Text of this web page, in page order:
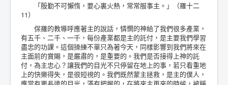
「殷勤不可懶惰，要心裏火熱，常常服事主。」（羅十二
11）
保羅的教導呼應著主的說話，憐憫的神給了我們很多產業，
有五千、二千、一千，每份產業都是主的託付，是主要我們學習
盡忠的功課。這個操練不單只為著今天，同樣影響到我們將來在
主面前的賞賜，是嚴肅的，是重要的。我們是否接得上神的託
付，為主忠心？讓我們的目光不只停留在地上的事，若只看重地
上的快樂得失，是很短視的。我們既然蒙主拯救，是主的僕人，